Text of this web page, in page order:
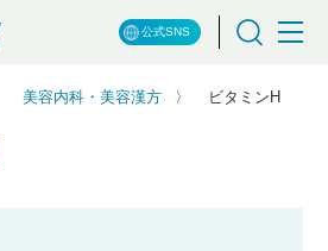
公式SNS
美容内科・美容漢方 ビタミンH